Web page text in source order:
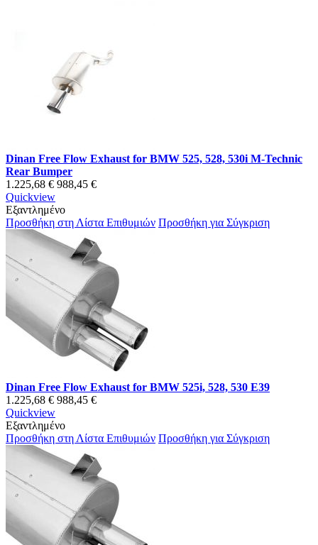
Dinan Free Flow Exhaust for BMW 525, 528, 530i M-Technic
Rear Bumper
1.225,68 € 988,45 €
Quickview
Εξαντλημένο
Προσθήκη στη Λίστα Επιθυμιών Προσθήκη για Σύγκριση
Dinan Free Flow Exhaust for BMW 525i, 528, 530 E39
1.225,68 € 988,45 €
Quickview
Εξαντλημένο
Προσθήκη στη Λίστα Επιθυμιών Προσθήκη για Σύγκριση